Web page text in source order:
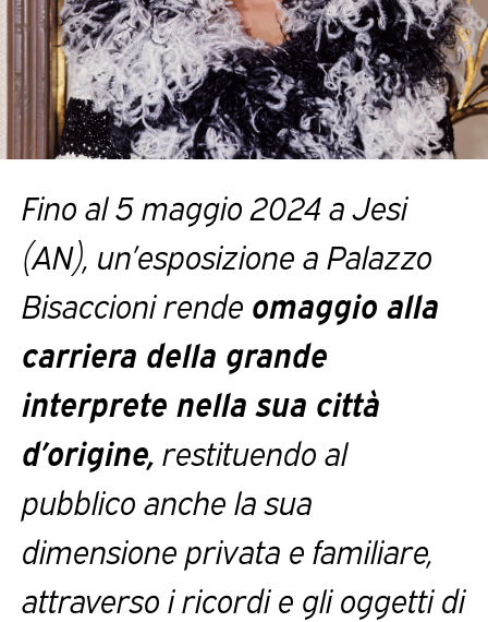
Fino al 5 maggio 2024 a Jesi
(AN), un’esposizione a Palazzo
Bisaccioni rende omaggio alla
carriera della grande
interprete nella sua città
d’origine,restituendo al
pubblico anche la sua
dimensione privata e familiare,
attraverso i ricordi e gli oggetti di